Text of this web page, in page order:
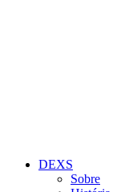
DEXS
Sobre